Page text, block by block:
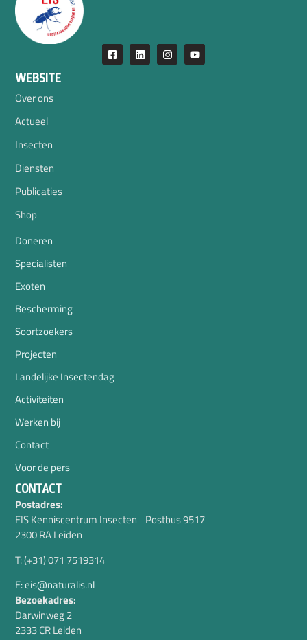
WEBSITE
Over ons
Actueel
Insecten
Diensten
Publicaties
Shop
Doneren
Specialisten
Exoten
Bescherming
Soortzoekers
Projecten
Landelijke Insectendag
Activiteiten
Werken bij
Contact
Voor de pers
CONTACT
Postadres:
EIS Kenniscentrum Insecten Postbus 9517
2300 RA Leiden
T: (+31) 071 7519314
E: eis@naturalis.nl
Bezoekadres:
Darwinweg 2
2333 CR Leiden